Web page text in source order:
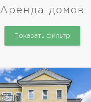
Аренда домов
Показать фильтр